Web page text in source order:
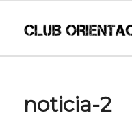
noticia-2